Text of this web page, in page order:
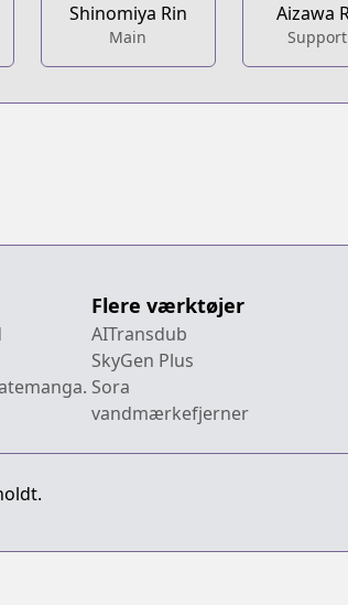
Shinomiya Rin
Main
Aizawa
Flere værktøjer
AITransdub
SkyGen Plus
Sora
vandmærkefjerner